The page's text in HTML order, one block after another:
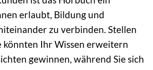
erlaubt, Bildung und
zu verbinden. Stellen
könnten Ihr Wissen erweitern
gewinnen, während Sie sich